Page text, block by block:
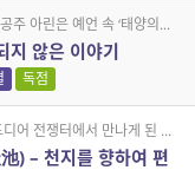
주 아린은 예언 속 ‘태양의...
지 않은 이야기
독점
어 전쟁터에서 만나게 된 ...
) – 천지를 향하여 편